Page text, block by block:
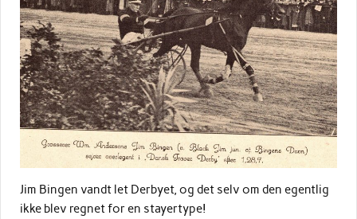
Jim Bingen vandt let Derbyet, og det selv om den egentlig
ikke blev regnet for en stayertype!